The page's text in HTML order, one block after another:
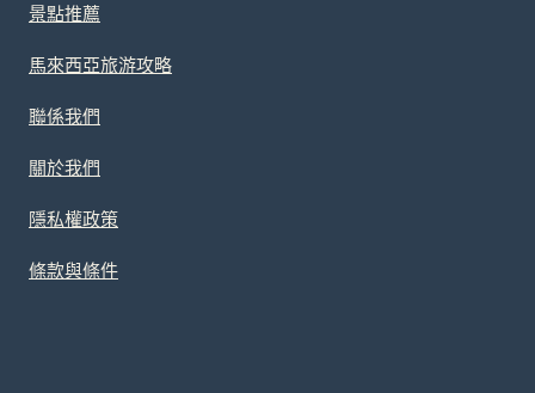
景點推薦
馬來西亞旅游攻略
聯係我們
關於我們
隱私權政策
條款與條件